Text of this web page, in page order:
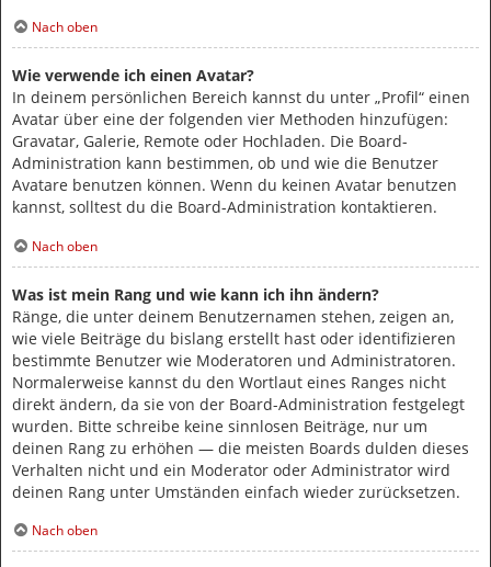
Nach oben
Wie verwende ich einen Avatar?
In deinem persönlichen Bereich kannst du unter „Profil“ einen
Avatar über eine der folgenden vier Methoden hinzufügen:
Gravatar, Galerie, Remote oder Hochladen. Die Board-
Administration kann bestimmen, ob und wie die Benutzer
Avatare benutzen können. Wenn du keinen Avatar benutzen
kannst, solltest du die Board-Administration kontaktieren.
Nach oben
Was ist mein Rang und wie kann ich ihn ändern?
Ränge, die unter deinem Benutzernamen stehen, zeigen an,
wie viele Beiträge du bislang erstellt hast oder identifizieren
bestimmte Benutzer wie Moderatoren und Administratoren.
Normalerweise kannst du den Wortlaut eines Ranges nicht
direkt ändern, da sie von der Board-Administration festgelegt
wurden. Bitte schreibe keine sinnlosen Beiträge, nur um
deinen Rang zu erhöhen — die meisten Boards dulden dieses
Verhalten nicht und ein Moderator oder Administrator wird
deinen Rang unter Umständen einfach wieder zurücksetzen.
Nach oben